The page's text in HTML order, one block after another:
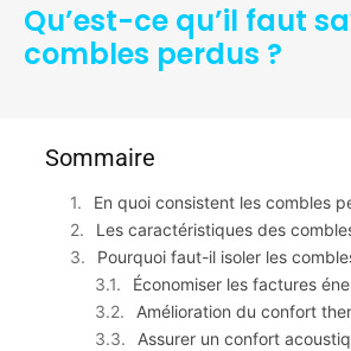
Qu’est-ce qu’il faut
combles perdus ?
Sommaire
En quoi consistent les combles
Les caractéristiques des
Pourquoi faut-il isoler les
Économiser les factures
Amélioration du confort
Assurer un confort